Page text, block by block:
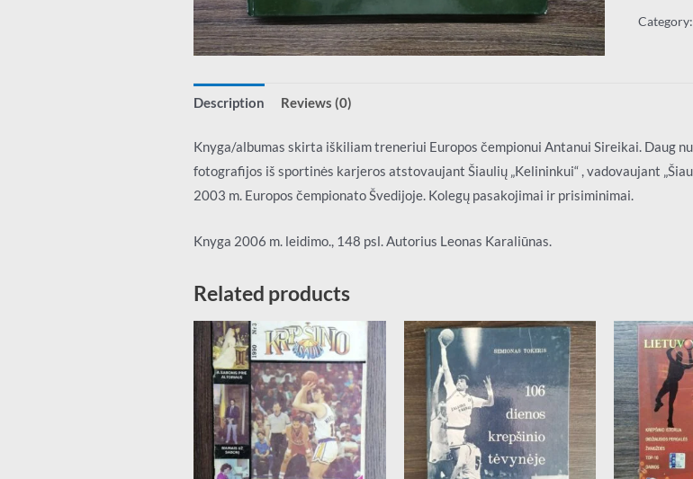
Category:
Description Reviews (0)
Knyga/albumas skirta iškiliam treneriui Europos čempionui Antanui Sireikai. Daug
fotografijos iš sportinės karjeros atstovaujant Šiaulių „Kelininkui“ , vadovaujant
2003 m. Europos čempionato Švedijoje. Kolegų pasakojimai ir prisiminimai.
Knyga 2006 m. leidimo., 148 psl. Autorius Leonas Karaliūnas.
Related products